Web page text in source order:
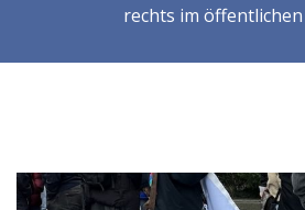
rechts im